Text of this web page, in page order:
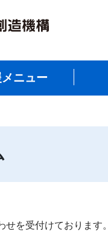
ニュー
を受付けております。